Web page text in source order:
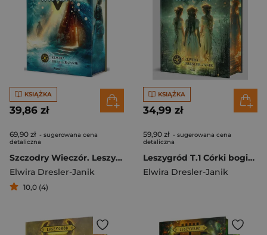
KSIĄŻKA
39,86 zł
69,90 zł - sugerowana cena
detaliczna
Szczodry Wieczór. Leszygród, tom 4
Elwira Dresler-Janik
10,0 (4)
KSIĄŻKA
34,99 zł
59,90 zł - sugerowana cena
detaliczna
Leszygród T.1 Córki bogini Mokosz
Elwira Dresler-Janik